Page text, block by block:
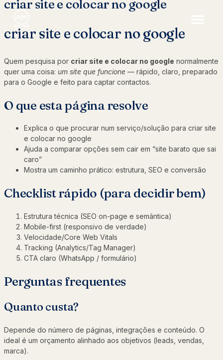
criar site e colocar no google
criar site e colocar no google
Quem pesquisa por criar site e colocar no google normalmente
quer uma coisa: um site que funcione — rápido, claro, preparado
para o Google e feito para captar contactos.
O que esta página resolve
Explica o que procurar num serviço/solução para criar site
e colocar no google
Ajuda a comparar opções sem cair em “site barato que sai
caro”
Mostra um caminho prático: estrutura, SEO e conversão
Checklist rápido (para decidir bem)
Estrutura técnica (SEO on-page e semântica)
Mobile-first (responsivo de verdade)
Velocidade/Core Web Vitals
Tracking (Analytics/Tag Manager)
CTA claro (WhatsApp / formulário)
Perguntas frequentes
Quanto custa?
Depende do número de páginas, integrações e conteúdo. O
ideal é um orçamento alinhado aos objetivos (leads, vendas,
marca).